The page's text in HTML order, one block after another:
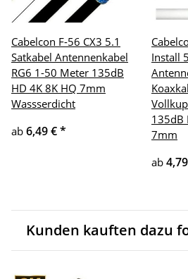
Cabelcon F-56 CX3 5.1
Satkabel Antennenkabel
RG6 1-50 Meter 135dB
HD 4K 8K HQ 7mm
Wassserdicht
ab 6,49 €*
Install
135dB
7mm
ab
Kunden kauften dazu